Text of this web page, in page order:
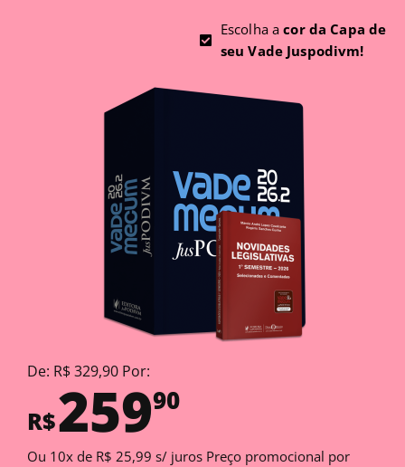
Escolha acor da Capa de
seu Vade Juspodivm!
De: R$ 329,90 Por:
R$25990
Ou 10x de R$ 25,99 s/ juros Preço promocional por